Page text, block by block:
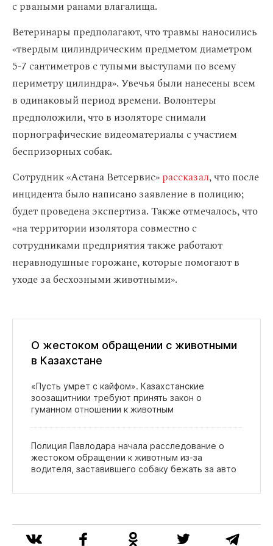
с рваными ранами влагалища.
Ветеринары предполагают, что травмы наносились
«твердым цилиндрическим предметом диаметром
5-7 сантиметров с тупыми выступами по всему
периметру цилиндра». Увечья были нанесены всем
в одинаковый период времени. Волонтеры
предположили, что в изоляторе снимали
порнографические видеоматериалы с участием
беспризорных собак.
Сотрудник «Астана Ветсервис»рассказал, что после
инцидента было написано заявление в полицию;
будет проведена экспертиза. Также отмечалось, что
«на территории изолятора совместно с
сотрудниками предприятия также работают
неравнодушные горожане, которые помогают в
уходе за бесхозными животными».
О жестоком обращении с животными
в Казахстане
«Пусть умрет с кайфом». Казахстанские
зоозащитники требуют принять закон о
гуманном отношении к животным
Полиция Павлодара начала расследование о
жестоком обращении к животным из‑за
водителя, заставившего собаку бежать за авто